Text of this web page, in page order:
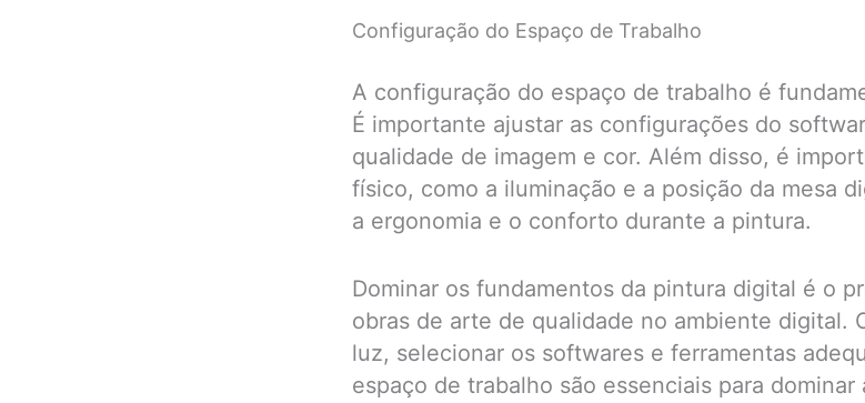
Configuração do Espaço de Trabalho
A configuração do espaço de trabalho é
É importante ajustar as configurações do
qualidade de imagem e cor. Além disso, é
físico, como a iluminação e a posição da mesa
a ergonomia e o conforto durante a pintura.
Dominar os fundamentos da pintura digital é o
obras de arte de qualidade no ambiente digital.
luz, selecionar os softwares e ferramentas
espaço de trabalho são essenciais para